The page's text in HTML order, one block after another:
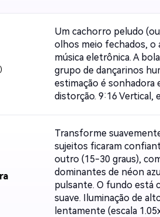
Um cachorro peludo
olhos meio fechados, o
música eletrônica. A
grupo de dançarinos
estimação é sonhadora
distorção. 9:16 Vertical,
Transforme
sujeitos ficaram
outro (15-30 graus),
dominantes de néon
pulsante. O fundo está
suave. Iluminação de
lentamente (escala